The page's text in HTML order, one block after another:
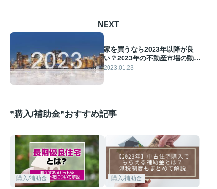
NEXT
家を買うなら2023年以降が良
い？2023年の不動産市場の動向
も解説
2023.01.23
”購入/補助金”おすすめ記事
購入/補助金 購入/補助金